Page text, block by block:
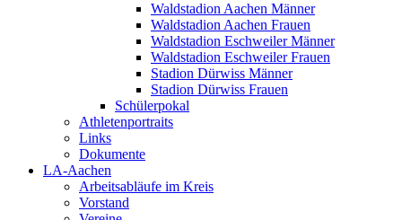
Waldstadion Aachen Männer
Waldstadion Aachen Frauen
Waldstadion Eschweiler Männer
Waldstadion Eschweiler Frauen
Stadion Dürwiss Männer
Stadion Dürwiss Frauen
Schülerpokal
Athletenportraits
Links
Dokumente
LA-Aachen
Arbeitsabläufe im Kreis
Vorstand